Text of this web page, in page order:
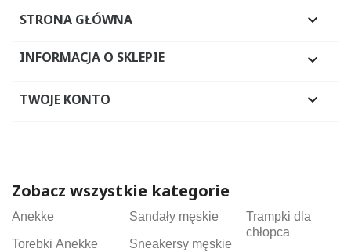
STRONA GŁÓWNA 
INFORMACJA O SKLEPIE 
TWOJE KONTO 
Zobacz wszystkie kategorie
Anekke
Torebki Anekke
Sandały męskie
Sneakersy męskie
Trampki dla
chłopca